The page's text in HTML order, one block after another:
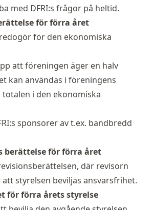
med DFRI:s frågor på heltid.
för förra året
för den ekonomiska
att föreningen äger en halv
kan användas i föreningens
i den ekonomiska
sponsorer av t.ex. bandbredd
berättelse för förra året
där revisorn
styrelsen beviljas ansvarsfrihet.
för förra årets styrelse